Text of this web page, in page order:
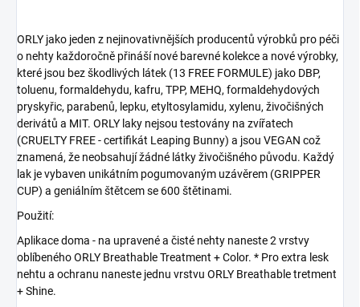
ORLY jako jeden z nejinovativnějších producentů výrobků pro péči
o nehty každoročně přináší nové barevné kolekce a nové výrobky,
které jsou bez škodlivých látek (13 FREE FORMULE) jako DBP,
toluenu, formaldehydu, kafru, TPP, MEHQ, formaldehydových
pryskyřic, parabenů, lepku, etyltosylamidu, xylenu, živočišných
derivátů a MIT. ORLY laky nejsou testovány na zvířatech
(CRUELTY FREE - certifikát Leaping Bunny) a jsou VEGAN což
znamená, že neobsahují žádné látky živočišného původu. Každý
lak je vybaven unikátním pogumovaným uzávěrem (GRIPPER
CUP) a geniálním štětcem se 600 štětinami.
Použití:
Aplikace doma - na upravené a čisté nehty naneste 2 vrstvy
oblíbeného ORLY Breathable Treatment + Color. * Pro extra lesk
nehtu a ochranu naneste jednu vrstvu ORLY Breathable tretment
+ Shine.